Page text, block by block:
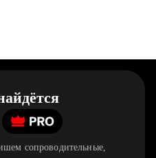
сопроводительные,